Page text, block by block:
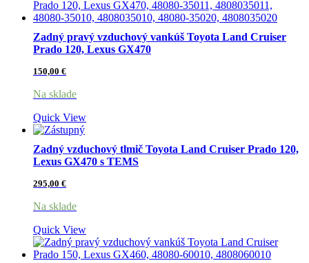
Zadný pravý vzduchový vankúš Toyota Land Cruiser
Prado 120, Lexus GX470
150,00 €
Na sklade
Quick View
Zadný vzduchový tlmič Toyota Land Cruiser Prado 120,
Lexus GX470 s TEMS
295,00 €
Na sklade
Quick View